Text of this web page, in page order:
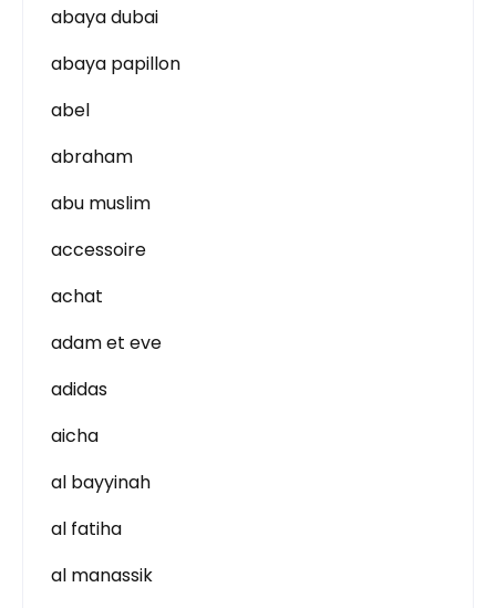
abaya dubai
abaya papillon
abel
abraham
abu muslim
accessoire
achat
adam et eve
adidas
aicha
al bayyinah
al fatiha
al manassik